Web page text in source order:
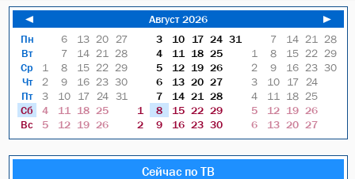
◄ Август 2026
►
Пн
Вт
Ср
Чт
Пт
Сб
Вс
6 13 20
27
7
14 21
28
1
8 15 22 29
2
9 16 23 30
3
10 17 24 31
4
11 18 25
5
12 19 26
3 10 17 24 31
4
11 18 25
5
12 19 26
6
13 20 27
7
14 21
28
1
8 15 22 29
2
9 16 23 30
7 14 21
28
1
8 15 22 29
2
9 16 23 30
3
10 17
24
4
11 18 25
5
12 19 26
6
13 20 27
Сейчас по ТВ